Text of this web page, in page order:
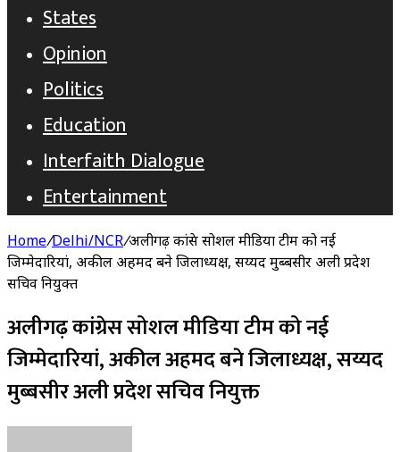
States
Opinion
Politics
Education
Interfaith Dialogue
Entertainment
Home/Delhi/NCR/अलीगढ़ कांग्रेस सोशल मीडिया टीम को नई
जिम्मेदारियां, अकील अहमद बने जिलाध्यक्ष, सय्यद मुब्बसीर अली प्रदेश
सचिव नियुक्त
अलीगढ़ कांग्रेस सोशल मीडिया टीम को नई
जिम्मेदारियां, अकील अहमद बने जिलाध्यक्ष, सय्यद
मुब्बसीर अली प्रदेश सचिव नियुक्त